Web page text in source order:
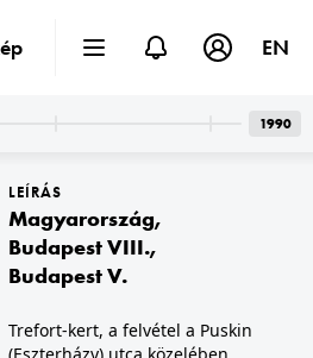
VII.
kereszteződés. A felvétel 1900 előtt készült.
LEÍRÁS
Magyarország,
Budapest VIII.,
Budapest V.
Trefort-kert, a felvétel a Puskin
EN
1990